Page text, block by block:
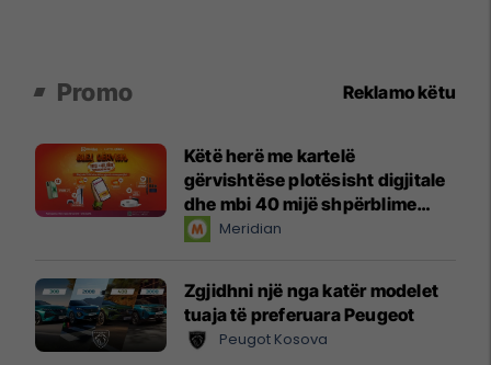
Promo Reklamo këtu
Këtë herë me kartelë
gërvishtëse plotësisht digjitale
dhe mbi 40 mijë shpërblime
instant!Meridian
Zgjidhni një nga katër modelet
tuaja të preferuara Peugeot
Peugot Kosova